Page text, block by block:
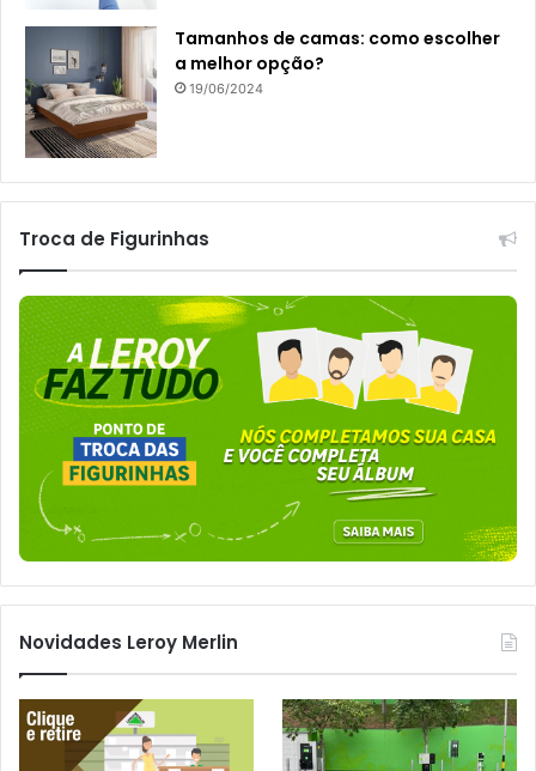
Tamanhos de camas: como escolher
a melhor opção?
19/06/2024
Troca de Figurinhas
Novidades Leroy Merlin